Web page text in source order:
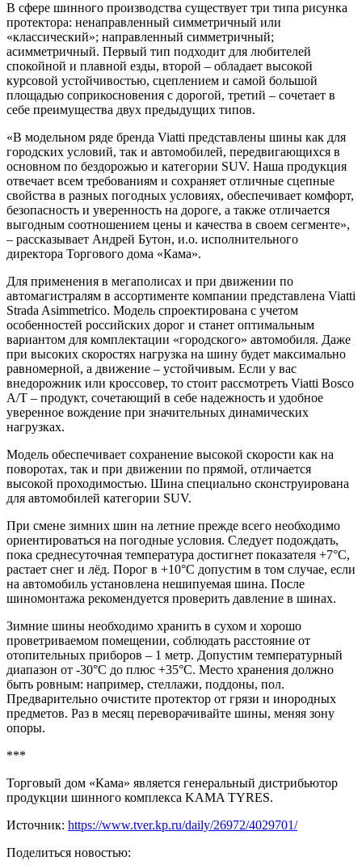
В сфере шинного производства существует три типа рисунка
протектора: ненаправленный симметричный или
«классический»; направленный симметричный;
асимметричный. Первый тип подходит для любителей
спокойной и плавной езды, второй – обладает высокой
курсовой устойчивостью, сцеплением и самой большой
площадью соприкосновения с дорогой, третий – сочетает в
себе преимущества двух предыдущих типов.
«В модельном ряде бренда Viatti представлены шины как для
городских условий, так и автомобилей, передвигающихся в
основном по бездорожью и категории SUV. Наша продукция
отвечает всем требованиям и сохраняет отличные сцепные
свойства в разных погодных условиях, обеспечивает комфорт,
безопасность и уверенность на дороге, а также отличается
выгодным соотношением цены и качества в своем сегменте»,
– рассказывает Андрей Бутон, и.о. исполнительного
директора Торгового дома «Кама».
Для применения в мегаполисах и при движении по
автомагистралям в ассортименте компании представлена Viatti
Strada Asimmetrico. Модель спроектирована с учетом
особенностей российских дорог и станет оптимальным
вариантом для комплектации «городского» автомобиля. Даже
при высоких скоростях нагрузка на шину будет максимально
равномерной, а движение – устойчивым. Если у вас
внедорожник или кроссовер, то стоит рассмотреть Viatti Bosco
A/T – продукт, сочетающий в себе надежность и удобное
уверенное вождение при значительных динамических
нагрузках.
Модель обеспечивает сохранение высокой скорости как на
поворотах, так и при движении по прямой, отличается
высокой проходимостью. Шина специально сконструирована
для автомобилей категории SUV.
При смене зимних шин на летние прежде всего необходимо
ориентироваться на погодные условия. Следует подождать,
пока среднесуточная температура достигнет показателя +7°C,
растает снег и лёд. Порог в +10°C допустим в том случае, если
на автомобиль установлена нешипуемая шина. После
шиномонтажа рекомендуется проверить давление в шинах.
Зимние шины необходимо хранить в сухом и хорошо
проветриваемом помещении, соблюдать расстояние от
отопительных приборов – 1 метр. Допустим температурный
диапазон от -30°С до плюс +35°С. Место хранения должно
быть ровным: например, стеллажи, поддоны, пол.
Предварительно очистите протектор от грязи и инородных
предметов. Раз в месяц переворачивайте шины, меняя зону
опоры.
***
Торговый дом «Кама» является генеральный дистрибьютор
продукции шинного комплекса KAMA TYRES.
Источник: https://www.tver.kp.ru/daily/26972/4029701/
Поделиться новостью: